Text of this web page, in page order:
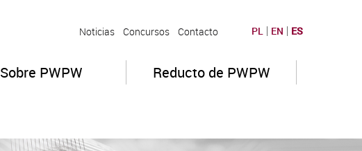
Noticias Concursos Contacto PL EN ES
Sobre PWPW Reducto de PWPW